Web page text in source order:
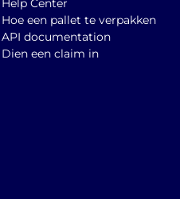
Hoe een pallet te verpakken
API documentation
Dien een claim in